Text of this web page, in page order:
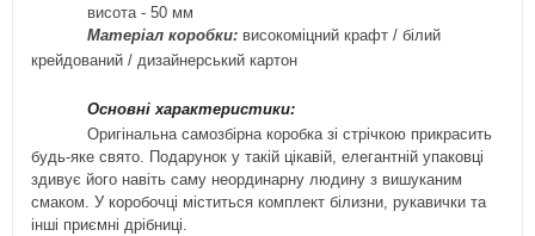
висота - 50 мм
Матеріал коробки: високоміцний крафт / білий
крейдований / дизайнерський картон
Основні характеристики:
Оригінальна самозбірна коробка зі стрічкою прикрасить
будь-яке свято. Подарунок у такій цікавій, елегантній упаковці
здивує його навіть саму неординарну людину з вишуканим
смаком. У коробочці міститься комплект білизни, рукавички та
інші приємні дрібниці.